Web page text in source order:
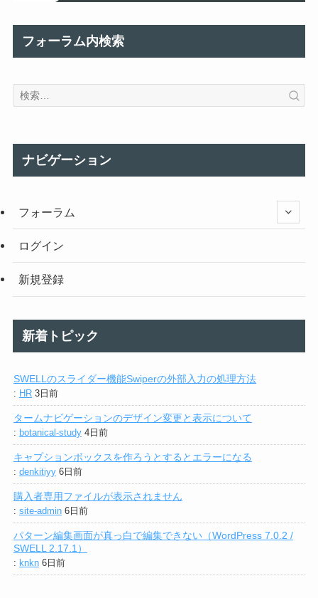
フォーラム内検索
ナビゲーション
フォーラム
ログイン
新規登録
新着トピック
SWELLのスライダー機能Swiperの外部入力の処理方法
: HR 3日前
タームナビゲーションのデザイン変更と表示について
: botanical-study 4日前
キャプションボックスを作ろうとするとエラーになる
: denkitiyy 6日前
購入者専用ファイルが表示されません
: site-admin 6日前
パターン編集画面が真っ白で編集できない（WordPress 7.0.2 /
SWELL 2.17.1）
: knkn 6日前